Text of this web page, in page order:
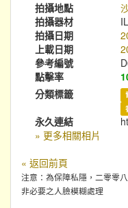
拍攝地點
拍攝器材
拍攝日期
上載日期
參考編號
點擊率
分類標籤
永久連結
» 更多相關相片
« 返回前頁
注意：為保障私隱，二零零
非必要之人臉模糊處理